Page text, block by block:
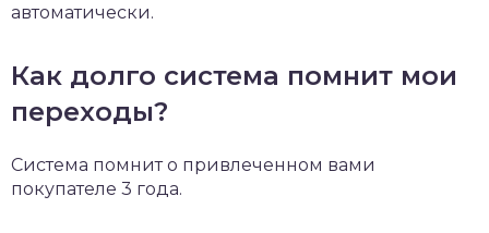
автоматически.
Как долго система помнит мои
переходы?
Cистема помнит о привлеченном вами
покупателе 3 года.